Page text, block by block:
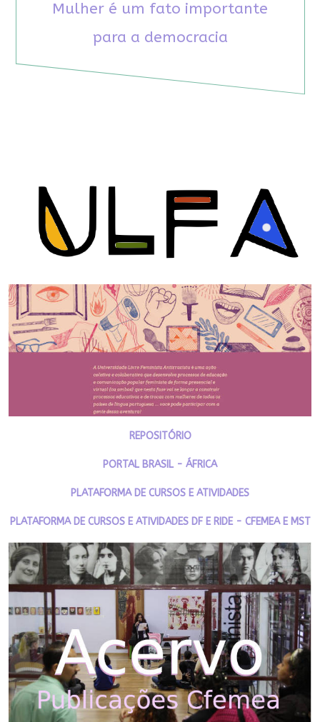
Mulher é um fato importante
para a democracia
REPOSITÓRIO
PORTAL BRASIL - ÁFRICA
PLATAFORMA DE CURSOS E ATIVIDADES
PLATAFORMA DE CURSOS E ATIVIDADES DF E RIDE - CFEMEA E MST